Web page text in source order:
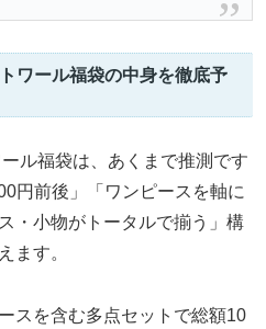
ワール福袋の中身を徹底予
ル福袋は、あくまで推測です
円前後」「ワンピースを軸に
・小物がトータルで揃う」構
ます。
スを含む多点セットで総額10